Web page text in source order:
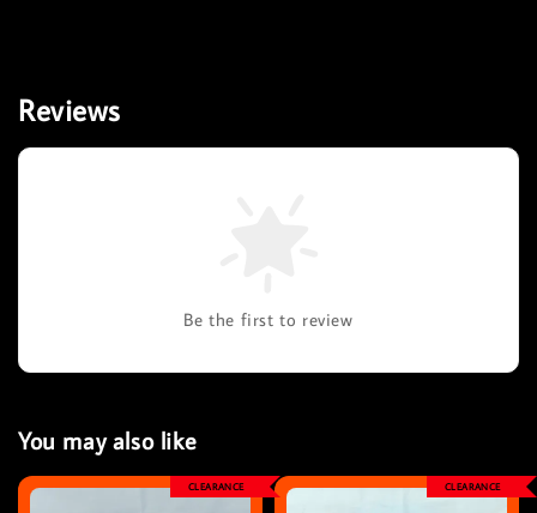
Reviews
Be the first to review
You may also like
CLEARANCE CLEARANCE